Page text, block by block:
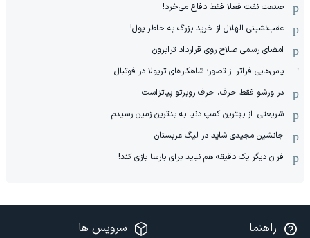
صنعت نفت فعلا فقط دفاع می‌خرد!
عقب‌نشینی الهلال از خرید بزرگ به خاطر پول!
امضای رسمی صلاح روی قرارداد ترابزون
پاس‌هایی فراتر از تصور؛ شاهکارهای تریولا در فوتبال
در ورشو فقط حرف، حرف روبرتو پیاتزاست
شریعتی: از بهترین کمپ‌ دنیا به بدترین زمین‌ رسیدم
جانشین مجیدی شاید در لیگ عربستان
فران دیگر یک دقیقه هم نباید برای بارسا بازی کند!
راهنما سرویس ها